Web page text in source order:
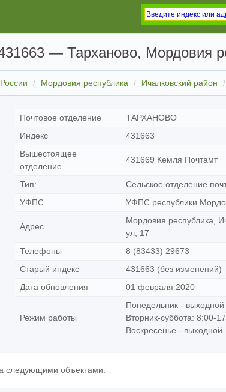
— Тарханово, Мордовия
Мордовия республика Ичалковский район
Почтовое отделение
ТАРХАНОВО
Индекс
431663
Вышестоящее
отделение
431669 Кемля Почтамт
Тип:
Сельское отделение
УФПС
УФПС республики
Адрес
Мордовия республика,
ул, 17
Телефоны
8 (83433) 29673
Старый индекс
431663 (без изменений)
Дата обновления
01 февраля 2020
Режим работы
Понедельник - выходной
Вторник-суббота: 8:00-
Воскресенье - выходной
следующими объектами: